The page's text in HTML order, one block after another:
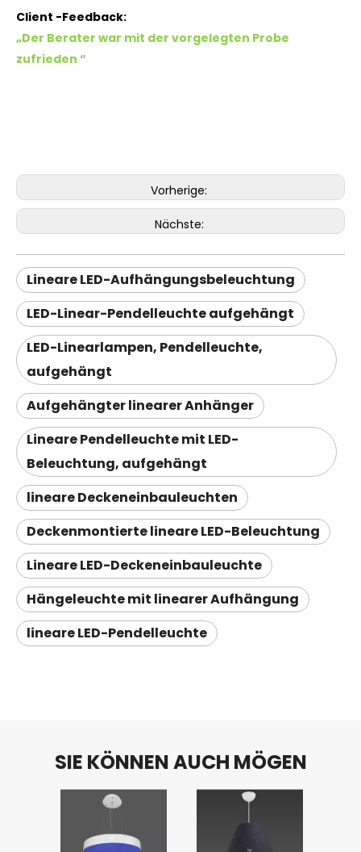
Client -Feedback:
„Der Berater war mit der vorgelegten Probe
zufrieden “
Vorherige:
Nächste:
Lineare LED-Aufhängungsbeleuchtung
LED-Linear-Pendelleuchte aufgehängt
LED-Linearlampen, Pendelleuchte,
aufgehängt
Aufgehängter linearer Anhänger
Lineare Pendelleuchte mit LED-
Beleuchtung, aufgehängt
lineare Deckeneinbauleuchten
Deckenmontierte lineare LED-Beleuchtung
Lineare LED-Deckeneinbauleuchte
Hängeleuchte mit linearer Aufhängung
lineare LED-Pendelleuchte
SIE KÖNNEN AUCH MÖGEN